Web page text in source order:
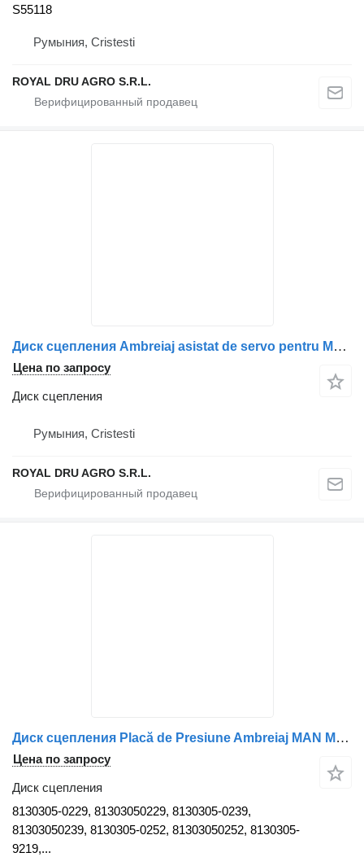
S55118
Румыния, Cristesti
ROYAL DRU AGRO S.R.L.
Диск сцепления Ambreiaj asistat de servo pentru Mercedes-Benz A0002540447 / 000 для грузовика
Цена по запросу
Диск сцепления
Румыния, Cristesti
ROYAL DRU AGRO S.R.L.
Диск сцепления Placă de Presiune Ambreiaj MAN MA604 8130305-0229 для грузовика
Цена по запросу
Диск сцепления
8130305-0229, 81303050229, 8130305-0239,
81303050239, 8130305-0252, 81303050252, 8130305-
9219,...